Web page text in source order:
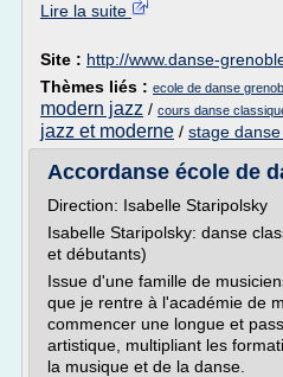
Lire la suite
Site : http://www.danse-
Thèmes liés : ecole de danse
modern jazz / cours danse
jazz et moderne / stage
Accordanse école de
Direction: Isabelle Staripolsky
Isabelle Staripolsky: danse
et débutants)
Issue d'une famille de
que je rentre à l'académie de
commencer une longue et
artistique, multipliant les
la musique et de la danse.